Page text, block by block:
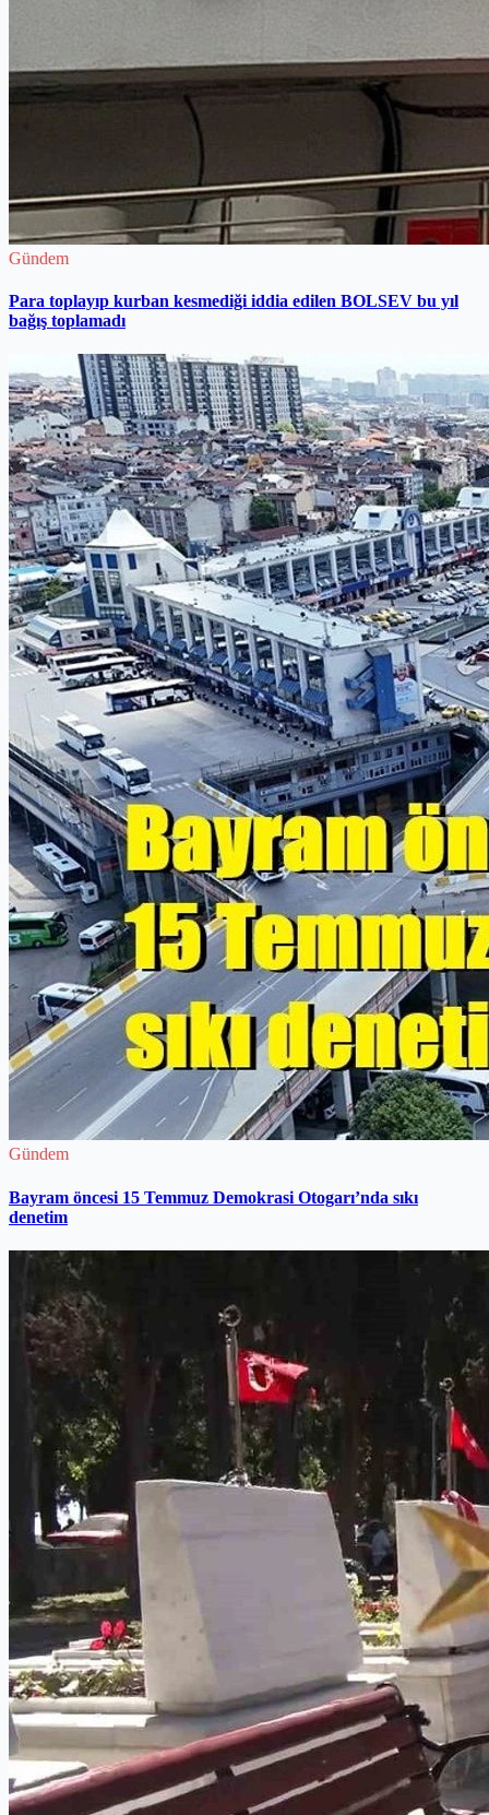
Gündem
Para toplayıp kurban kesmediği iddia edilen BOLSEV bu yıl
bağış toplamadı
Gündem
Bayram öncesi 15 Temmuz Demokrasi Otogarı’nda sıkı
denetim